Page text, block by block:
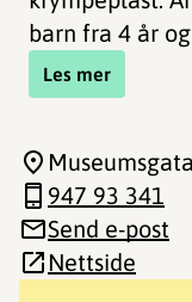
barn fra 4 år
Les mer
947 93 341
Send e-post
Nettside